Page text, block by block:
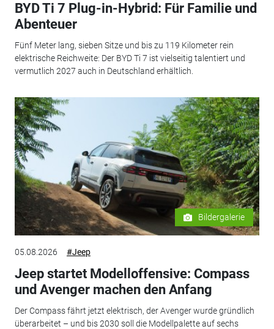
BYD Ti 7 Plug-in-Hybrid: Für Familie und
Abenteuer
Fünf Meter lang, sieben Sitze und bis zu 119 Kilometer rein
elektrische Reichweite: Der BYD Ti 7 ist vielseitig talentiert und
vermutlich 2027 auch in Deutschland erhältlich.
Bildergalerie
05.08.2026 #Jeep
Jeep startet Modelloffensive: Compass
und Avenger machen den Anfang
Der Compass fährt jetzt elektrisch, der Avenger wurde gründlich
überarbeitet – und bis 2030 soll die Modellpalette auf sechs